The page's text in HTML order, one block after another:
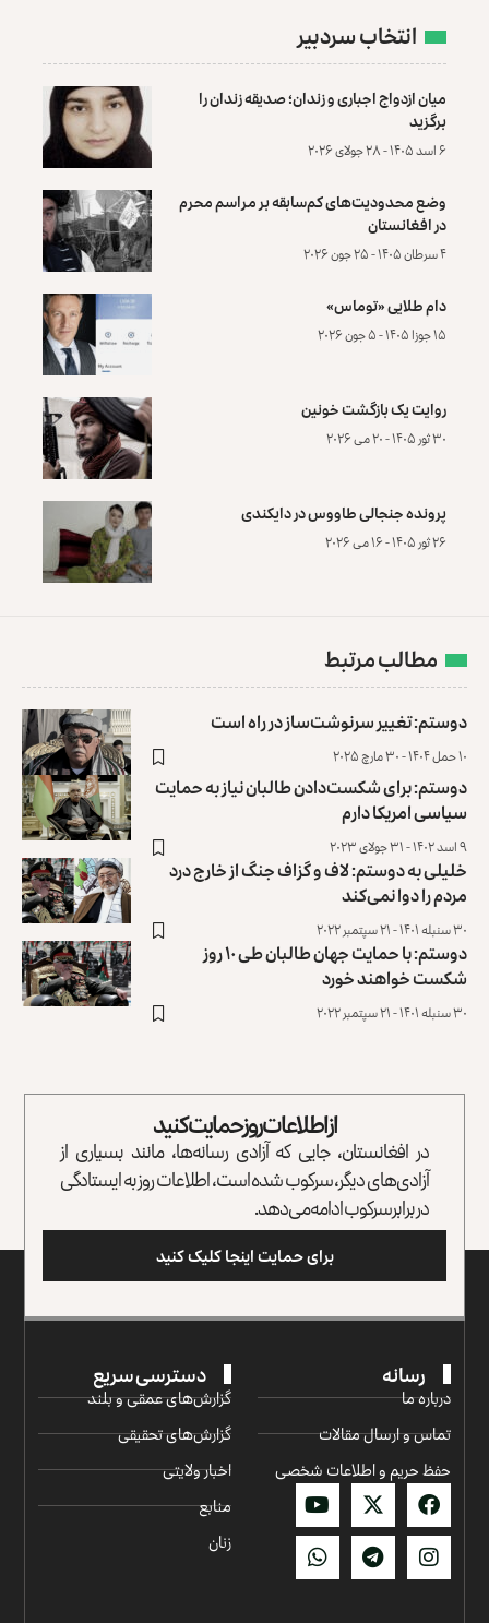
انتخاب سردبیر
میان ازدواج اجباری و زندان؛ صدیقه زندان را
برگزید
۶ اسد ۱۴۰۵ - ۲۸ جولای ۲۰۲۶
وضع محدودیت‌های کم‌سابقه بر مراسم محرم
در افغانستان
۴ سرطان ۱۴۰۵ - ۲۵ جون ۲۰۲۶
دام طلایی «توماس»
۱۵ جوزا ۱۴۰۵ - ۵ جون ۲۰۲۶
روایت یک بازگشت خونین
۳۰ ثور ۱۴۰۵ - ۲۰ می ۲۰۲۶
پرونده‌ جنجالی طاووس در دایکندی
۲۶ ثور ۱۴۰۵ - ۱۶ می ۲۰۲۶
مطالب مرتبط
دوستم: تغییر سرنوشت‌ساز در راه است
۱۰ حمل ۱۴۰۴ - ۳۰ مارچ ۲۰۲۵
دوستم: برای شکست‌دادن طالبان نیاز به حمایت
سیاسی امریکا دارم
۹ اسد ۱۴۰۲ - ۳۱ جولای ۲۰۲۳
خلیلی به دوستم: لاف و گزاف جنگ از خارج درد
مردم را دوا نمی‌کند
۳۰ سنبله ۱۴۰۱ - ۲۱ سپتمبر ۲۰۲۲
دوستم: با حمایت جهان طالبان طی ۱۰ روز
شکست خواهند خورد
۳۰ سنبله ۱۴۰۱ - ۲۱ سپتمبر ۲۰۲۲
از اطلاعات روز حمایت کنید
در افغانستان، جایی که آزادی رسانه‌ها، مانند بسیاری از
آزادی‌های دیگر، سرکوب شده است، اطلاعات روز به ایستادگی
در برابر سرکوب ادامه می‌دهد.
برای حمایت اینجا کلیک کنید
رسانه
درباره ما
تماس و ارسال مقالات
حفظ حریم و اطلاعات شخصی
دسترسی سریع
گزارش‌‌های عمقی و بلند
گزارش‌های تحقیقی
اخبار ولایتی
منابع
زنان